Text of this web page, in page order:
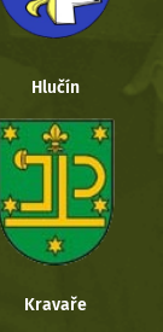
Hlučín
Kravaře